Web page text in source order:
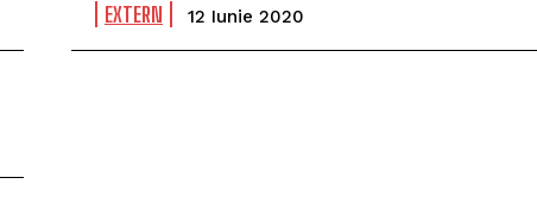
EXTERN 12 Iunie 2020